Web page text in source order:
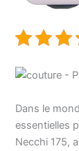
Dans le
essentielles
Necchi 175,